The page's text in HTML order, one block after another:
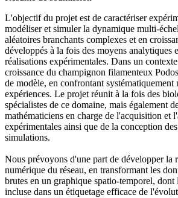
L'objectif du projet est de caractériser
modéliser et simuler la dynamique multi-
aléatoires branchants complexes et en
développés à la fois des moyens analytiques
réalisations expérimentales. Dans un
croissance du champignon filamenteux
de modèle, en confrontant systématiquement
expériences. Le projet réunit à la fois des
spécialistes de ce domaine, mais également
mathématiciens en charge de l'acquisition et
expérimentales ainsi que de la conception
simulations.
Nous prévoyons d'une part de développer la
numérique du réseau, en transformant les
brutes en un graphique spatio-temporel, dont
incluse dans un étiquetage efficace de